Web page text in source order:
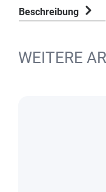
Beschreibung
WEITERE